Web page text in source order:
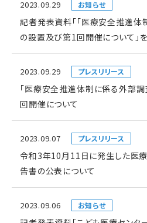
2023.09.29 お知らせ
記者発表資料「「医療安全推進体
の設置及び第1回開催について」
2023.09.29 プレスリリース
「医療安全推進体制に係る外部
回開催について
2023.09.07 プレスリリース
令和3年10月11日に発生した医
告書の公表について
2023.09.06 お知らせ